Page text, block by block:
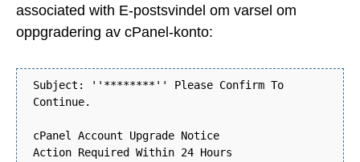
associated with E-postsvindel om varsel om
oppgradering av cPanel-konto:
Subject: ''********'' Please Confirm To
Continue.
cPanel Account Upgrade Notice
Action Required Within 24 Hours